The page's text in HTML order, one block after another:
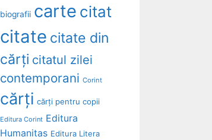
biografii carte citat
citate citate din
cărți citatul zilei
contemporani Corint
cărți cărți pentru copii
Editura Corint Editura
Humanitas Editura Litera